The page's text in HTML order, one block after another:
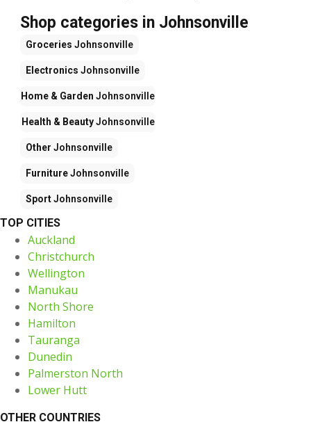
Shop categories in Johnsonville
Groceries Johnsonville
Electronics Johnsonville
Home & Garden Johnsonville
Health & BeautyJohnsonville
Other Johnsonville
FurnitureJohnsonville
SportJohnsonville
TOP CITIES
Auckland
Christchurch
Wellington
Manukau
North Shore
Hamilton
Tauranga
Dunedin
Palmerston North
Lower Hutt
OTHER COUNTRIES